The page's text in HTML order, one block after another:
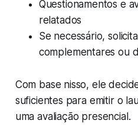
Questionamentos e
relatados
Se necessário,
complementares ou
Com base nisso, ele
suficientes para emitir o
uma avaliação presencial.